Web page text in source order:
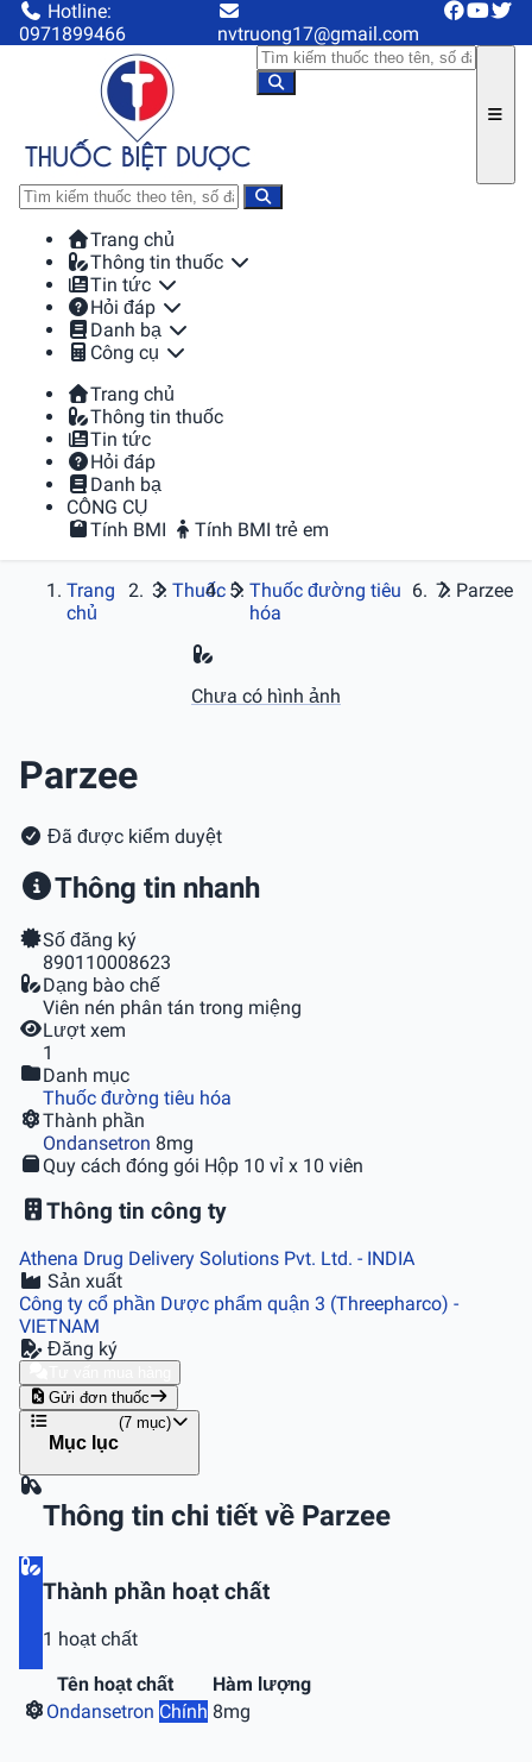
Hotline:
0971899466
nvtruong17@gmail.com
Trang chủ
Thông tin thuốc
Tin tức
Hỏi đáp
Danh bạ
Công cụ
Trang chủ
Thông tin thuốc
Tin tức
Hỏi đáp
Danh bạ
CÔNG CỤ
Tính BMI
Tính BMI trẻ em
Trang
chủ
Thuốc
Thuốc đường tiêu
hóa
Parzee
Chưa có hình ảnh
Parzee
Đã được kiểm duyệt
Thông tin nhanh
Số đăng ký
890110008623
Dạng bào chế
Viên nén phân tán trong miệng
Lượt xem
1
Danh mục
Thuốc đường tiêu hóa
Thành phần
Ondansetron 8mg
Quy cách đóng gói Hộp 10 vỉ x 10 viên
Thông tin công ty
Athena Drug Delivery Solutions Pvt. Ltd. - INDIA
Sản xuất
Công ty cổ phần Dược phẩm quận 3 (Threepharco) -
VIETNAM
Đăng ký
Gửi đơn thuốc
Mục lục
(7 mục)
Thông tin chi tiết về Parzee
Thành phần hoạt chất
1 hoạt chất
Tên hoạt chất
Hàm lượng
Ondansetron Chính 8mg